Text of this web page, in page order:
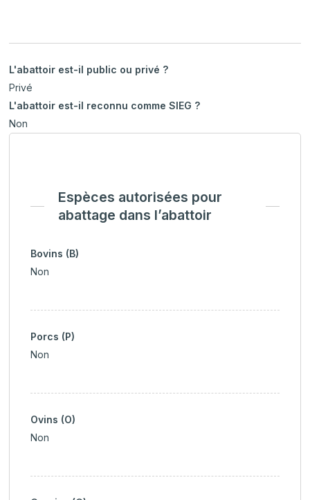
L'abattoir est-il public ou privé ?
Privé
L'abattoir est-il reconnu comme SIEG ?
Non
Espèces autorisées pour
abattage dans l’abattoir
Bovins (B)
Non
Porcs (P)
Non
Ovins (O)
Non